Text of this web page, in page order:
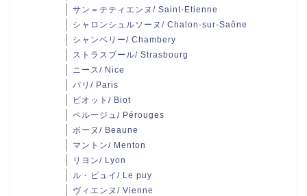
サン＝テティエンヌ/ Saint-Etienne
シャロンシュルソーヌ/ Chalon-sur-Saône
シャンベリー/ Chambery
ストラスブール/ Strasbourg
ニース/ Nice
パリ/ Paris
ビオット/ Biot
ペルージュ/ Pérouges
ボーヌ/ Beaune
マントン/ Menton
リヨン/ Lyon
ル・ピュイ/ Le puy
ヴィエンヌ/ Vienne